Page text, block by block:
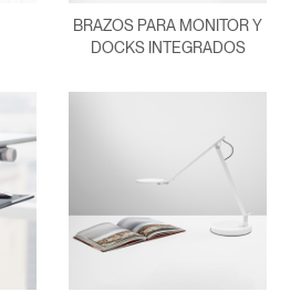
BRAZOS PARA MONITOR Y
DOCKS INTEGRADOS